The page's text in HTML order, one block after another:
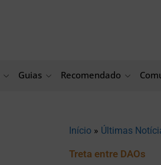
Guias Recomendado
Início » Últimas
Treta entre DAOs